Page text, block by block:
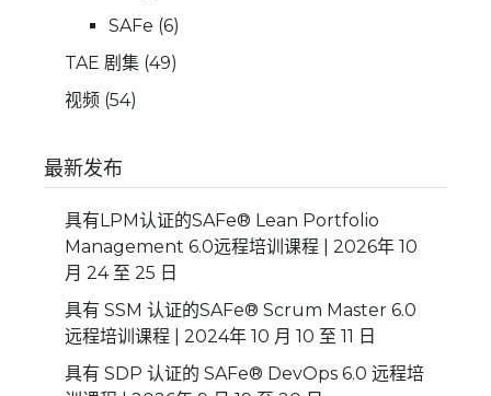
SAFe (6)
TAE 剧集(49)
视频(54)
最新发布
具有LPM认证的SAFe® Lean Portfolio
Management 6.0远程培训课程 | 2026年 10
月 24 至 25 日
具有 SSM 认证的SAFe® Scrum Master 6.0
远程培训课程 | 2024年 10 月 10 至 11 日
具有 SDP 认证的 SAFe® DevOps 6.0 远程培